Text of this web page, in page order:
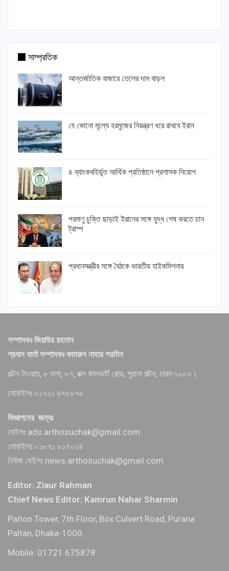
সাম্প্রতিক
আন্তর্জাতিক বাজারে তেলের দাম বাড়ল
যে কোনো মূল্যে হরমুজের নিয়ন্ত্রণ ধরে রাখবে ইরান
৪ ব্যাংকবহির্ভূত আর্থিক প্রতিষ্ঠানে প্রশাসক নিয়োগ
পরমাণু চুক্তি ছাড়াই ইরানের সঙ্গে যুদ্ধ শেষ করতে চান
ট্রাম্প
প্রধানমন্ত্রীর সঙ্গে বৈঠকে ভারতীয় হাইকমিশনার
সম্পাদকঃ জিয়াউর রহমান
প্রধান বার্তা সম্পাদকঃ কামরুন নাহার শরমিন
পল্টন টাওয়ার, ৮ তলা, ৮৭, বক্স কালভার্ট রোড, পুরানা পল্টন, ঢাকা-১০০০।
মোবাইলঃ ০১৭২১ ৬৭৫৮৭৮
বিজ্ঞাপনের জন্যঃ
মেইলঃ ads.arthosuchak@gmail.com
মোবাইলঃ ০১৮৭১ ০১৭০২৪
নিউজ মেইলঃ news.arthosuchak@gmail.com
Editor: Ziaur Rahman
Chief News Editor: Kamrun Nahar Sharmin
Palton Tower, 7th Floor, Box Culvert Road, Purana
Paltan, Dhaka-1000.
Mobile: 01721 675878